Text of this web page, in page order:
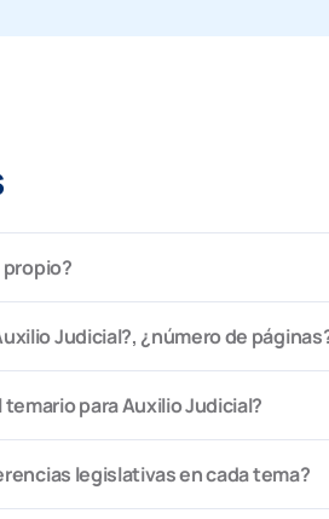
propio?
Judicial?, ¿número de
para Auxilio Judicial?
legislativas en cada tema?